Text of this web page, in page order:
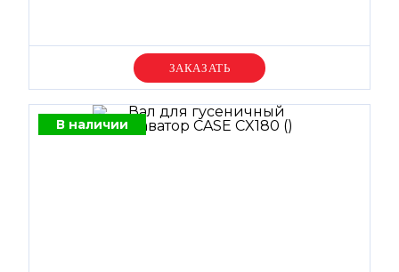
Уточняйте цену
В наличии